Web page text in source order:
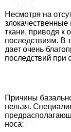
Несмотря на
злокачественные
ткани, приводя к
последствиям. В
дает очень
последствий при
Причины
нельзя.
носа: